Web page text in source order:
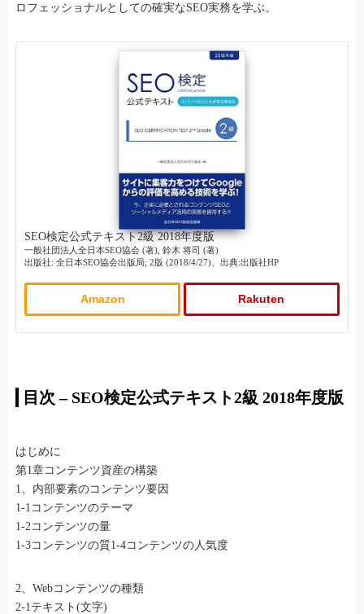
ロフェッショナルとしての確実なSEO実務を学ぶ。
SEO検定公式テキスト2級 2018年度版
一般社団法人全日本SEO協会 (著), 鈴木 将司 (著)
出版社: 全日本SEO協会出版局; 2版 (2018/4/27)、出典:出版社HP
Amazon Rakuten
目次 – SEO検定公式テキスト2級 2018年度版
はじめに
第1章コンテンツ資産の構築
1、内部要素のコンテンツ要因
1-1コンテンツのテーマ
1-2コンテンツの量
1-3コンテンツの質1-4コンテンツの人気度
2、Webコンテンツの種類
2-1テキスト(文字)